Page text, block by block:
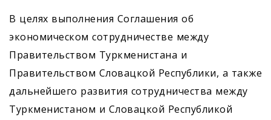
В целях выполнения Соглашения об
экономическом сотрудничестве между
Правительством Туркменистана и
Правительством Словацкой Республики, а также
дальнейшего развития сотрудничества между
Туркменистаном и Словацкой Респуб­ликой